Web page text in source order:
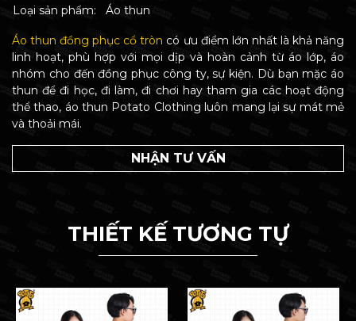
Loại sản phẩm:
Áo thun
Áo thun đồng phục cổ tròn có ưu điểm lớn nhất là khả năng
linh hoạt, phù hợp với mọi dịp và hoàn cảnh từ áo lớp, áo
nhóm cho đến đồng phục công ty, sự kiện. Dù bạn mặc áo
thun để đi học, đi làm, đi chơi hay tham gia các hoạt động
thể thao, áo thun Potato Clothing luôn mang lại sự mát mẻ
và thoải mái.
NHẬN TƯ VẤN
THIẾT KẾ TƯƠNG TỰ